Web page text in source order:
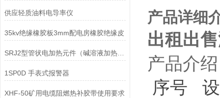
供应轻质油料电导率仪
35kv绝缘橡胶板3mm配电房橡胶绝缘皮
SRJ2型管状电加热元件（碱溶液加热器）
1SP0D 手表式报警器
XHF-50矿用电缆阻燃热补胶带使用要求
产品详细
出租出
产品介
序